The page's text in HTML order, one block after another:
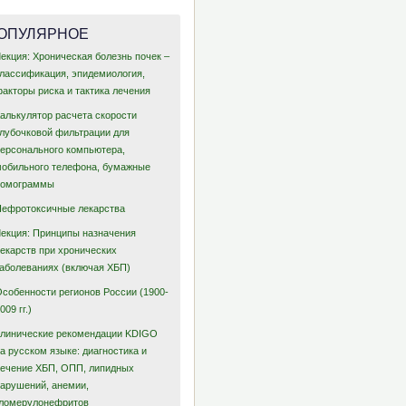
Хроническая болезнь почек –
эпидемиология,
риска и тактика лечения
расчета скорости
фильтрации для
компьютера,
телефона, бумажные
лекарства
Принципы назначения
при хронических
(включая ХБП)
регионов России (1900-
гг.)
рекомендации KDIGO
русском языке: диагностика и
ХБП, ОПП, липидных
анемии,